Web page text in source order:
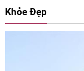
Khỏe Đẹp